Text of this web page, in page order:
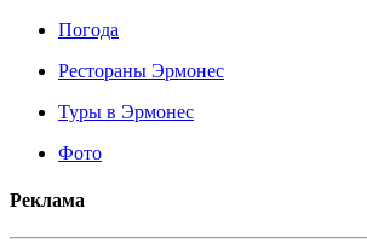
Погода
Рестораны Эрмонес
Туры в Эрмонес
Фото
Реклама